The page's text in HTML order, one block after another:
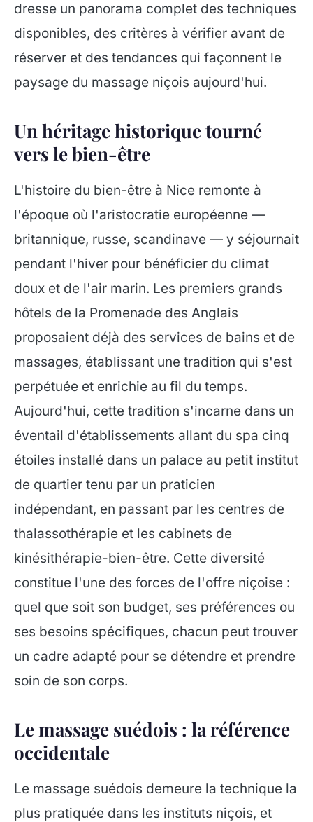
dresse un panorama complet des techniques
disponibles, des critères à vérifier avant de
réserver et des tendances qui façonnent le
paysage du massage niçois aujourd'hui.
Un héritage historique tourné
vers le bien-être
L'histoire du bien-être à Nice remonte à
l'époque où l'aristocratie européenne —
britannique, russe, scandinave — y séjournait
pendant l'hiver pour bénéficier du climat
doux et de l'air marin. Les premiers grands
hôtels de la Promenade des Anglais
proposaient déjà des services de bains et de
massages, établissant une tradition qui s'est
perpétuée et enrichie au fil du temps.
Aujourd'hui, cette tradition s'incarne dans un
éventail d'établissements allant du spa cinq
étoiles installé dans un palace au petit institut
de quartier tenu par un praticien
indépendant, en passant par les centres de
thalassothérapie et les cabinets de
kinésithérapie-bien-être. Cette diversité
constitue l'une des forces de l'offre niçoise :
quel que soit son budget, ses préférences ou
ses besoins spécifiques, chacun peut trouver
un cadre adapté pour se détendre et prendre
soin de son corps.
Le massage suédois : la référence
occidentale
Le massage suédois demeure la technique la
plus pratiquée dans les instituts niçois, et